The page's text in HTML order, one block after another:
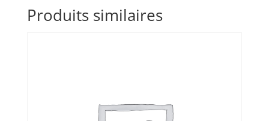
Produits similaires